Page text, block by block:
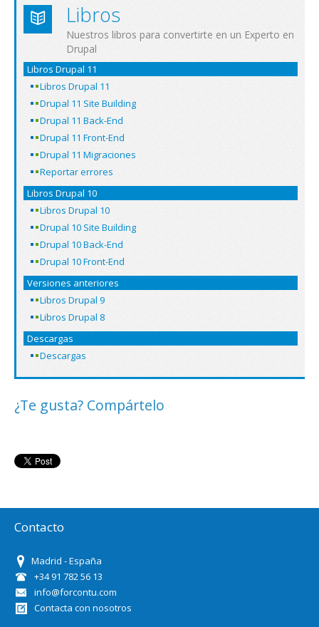
Libros
Nuestros libros para convertirte en un Experto en
Drupal
Libros Drupal 11
Libros Drupal 11
Drupal 11 Site Building
Drupal 11 Back-End
Drupal 11 Front-End
Drupal 11 Migraciones
Reportar errores
Libros Drupal 10
Libros Drupal 10
Drupal 10 Site Building
Drupal 10 Back-End
Drupal 10 Front-End
Versiones anteriores
Libros Drupal 9
Libros Drupal 8
Descargas
Descargas
¿Te gusta? Compártelo
Contacto
Madrid - España
+34 91 782 56 13
info@forcontu.com
Contacta con nosotros